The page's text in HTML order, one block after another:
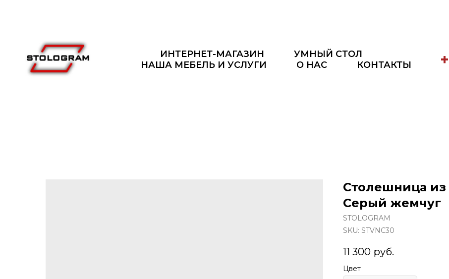
ИНТЕРНЕТ-МАГАЗИН
УМНЫЙ СТОЛ
НАША МЕБЕЛЬ И УСЛУГИ
О НАС КОНТАКТЫ
Столешница из
Серый жемчуг
STOLOGRAM
SKU: STVNC30
11 300 руб.
Цвет